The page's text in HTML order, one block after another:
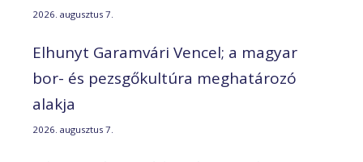
2026. augusztus 7.
Elhunyt Garamvári Vencel; a magyar
bor- és pezsgőkultúra meghatározó
alakja
2026. augusztus 7.